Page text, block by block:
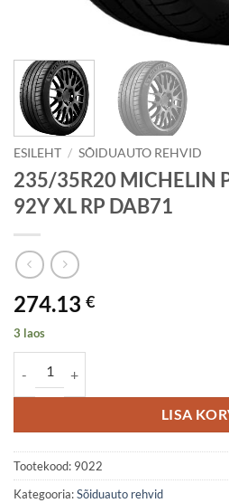
ESILEHT / SÕIDUAUTO REHVID
235/35R20 MICHELIN
92Y XL RP DAB71
274.13 €
3 laos
LISA
Tootekood: 9022
Kategooria:Sõiduauto rehvid